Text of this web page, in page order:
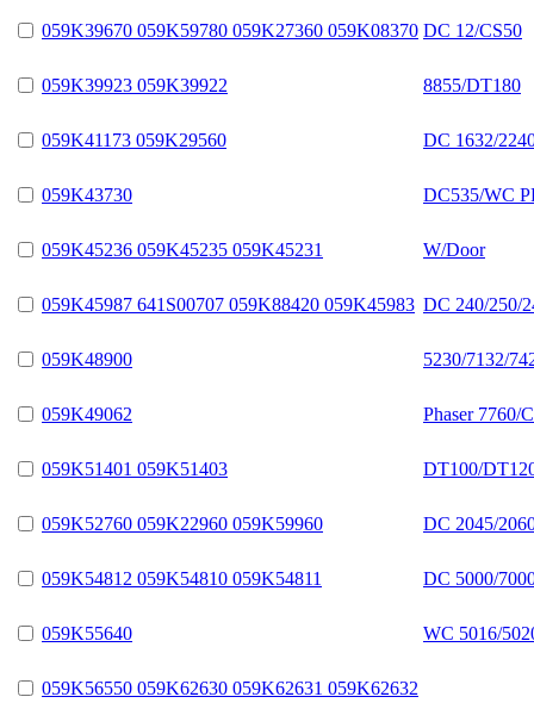
059K39670 059K59780 059K27360 059K08370 DC 12/CS50
059K39923 059K39922 8855/DT180
059K41173 059K29560 DC 1632/
059K43730 DC535/WC
059K45236 059K45235 059K45231 W/Door
059K45987 641S00707 059K88420 059K45983 DC 240/250/
059K48900 5230/7132/
059K49062 Phaser 7760/
059K51401 059K51403 DT100/
059K52760 059K22960 059K59960 DC 2045/
059K54812 059K54810 059K54811 DC 5000/
059K55640 WC 5016/
059K56550 059K62630 059K62631 059K62632